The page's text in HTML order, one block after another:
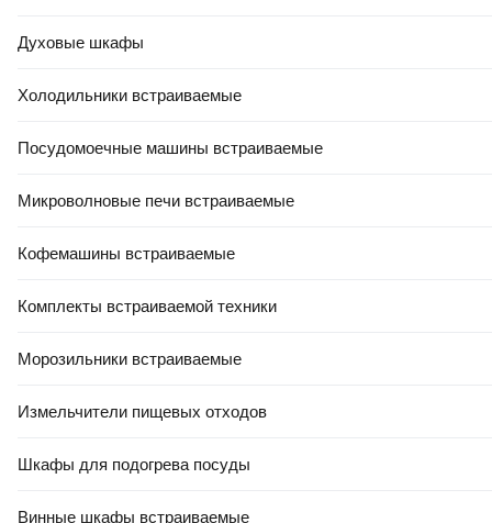
Духовые шкафы
Холодильники встраиваемые
Посудомоечные машины встраиваемые
Микроволновые печи встраиваемые
Кофемашины встраиваемые
Комплекты встраиваемой техники
Морозильники встраиваемые
Измельчители пищевых отходов
Шкафы для подогрева посуды
Винные шкафы встраиваемые